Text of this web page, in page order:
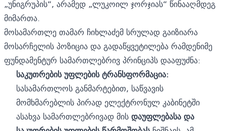
„უნიგრუპის“, არამედ „ლუკოილ ჯორჯიას“ წინააღმდეგ
მიმართა.
მოსამართლე თამარ ჩიხლაძემ სრულად გაიზიარა
მოსარჩელის პოზიცია და გადაწყვეტილება რამდენიმე
ფუნდამენტურ სამართლებრივ პრინციპს დააფუძნა:
საკუთრებისუფლებისტრანსფორმაცია:
სასამართლოს განმარტებით, საწვავის
მომხმარებლის პირად ელექტრონულ კაბინეტში
ასახვა სამართლებრივად მისდაუფლებასადა